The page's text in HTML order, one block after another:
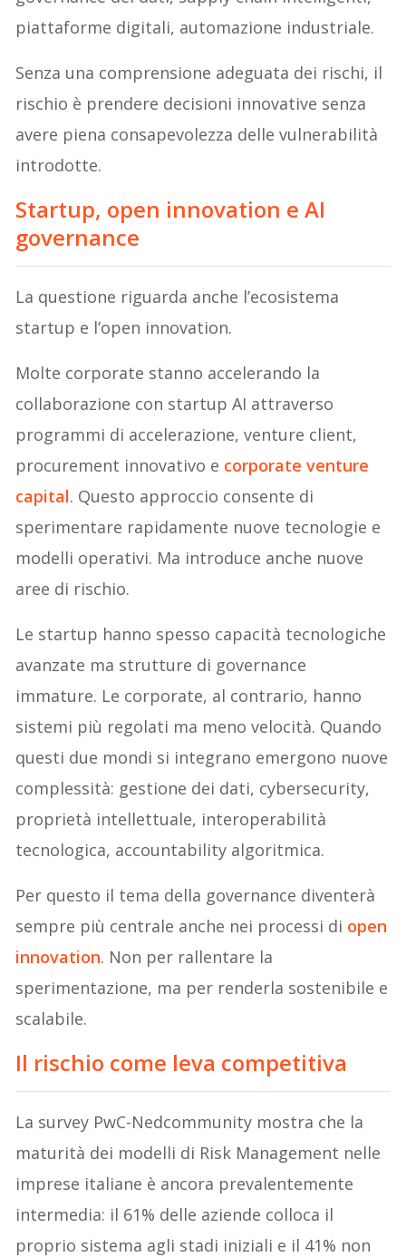
piattaforme digitali, automazione industriale.
Senza una comprensione adeguata dei rischi, il
rischio è prendere decisioni innovative senza
avere piena consapevolezza delle vulnerabilità
introdotte.
Startup, open innovation e AI
governance
La questione riguarda anche l’ecosistema
startup e l’open innovation.
Molte corporate stanno accelerando la
collaborazione con startup AI attraverso
programmi di accelerazione, venture client,
procurement innovativo e corporate venture
capital. Questo approccio consente di
sperimentare rapidamente nuove tecnologie e
modelli operativi. Ma introduce anche nuove
aree di rischio.
Le startup hanno spesso capacità tecnologiche
avanzate ma strutture di governance
immature. Le corporate, al contrario, hanno
sistemi più regolati ma meno velocità. Quando
questi due mondi si integrano emergono nuove
complessità: gestione dei dati, cybersecurity,
proprietà intellettuale, interoperabilità
tecnologica, accountability algoritmica.
Per questo il tema della governance diventerà
sempre più centrale anche nei processi di open
innovation. Non per rallentare la
sperimentazione, ma per renderla sostenibile e
scalabile.
Il rischio come leva competitiva
La survey PwC-Nedcommunity mostra che la
maturità dei modelli di Risk Management nelle
imprese italiane è ancora prevalentemente
intermedia: il 61% delle aziende colloca il
proprio sistema agli stadi iniziali e il 41% non